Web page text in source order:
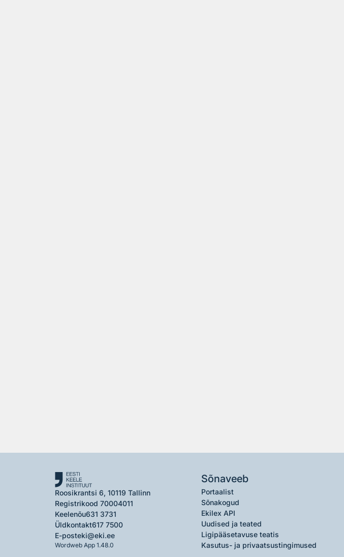
Roosikrantsi 6, 10119 Tallinn
Registrikood 70004011
Keelenõu631 3731
Üldkontakt617 7500
E-posteki@eki.ee
Wordweb App 1.48.0
Sõnaveeb
Portaalist
Sõnakogud
Ekilex API
Uudised ja teated
Ligipääsetavuse teatis
Kasutus- ja privaatsustingimused